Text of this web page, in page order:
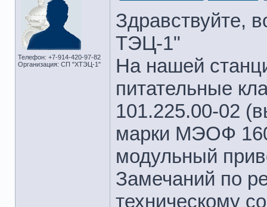
Телефон: +7-914-420-97-82
Организация: СП "ХТЭЦ-1"
Здравствуйте,
ТЭЦ-1"
На нашей
питательные
101.225.00-02
марки МЭОФ
модульный
Замечаний по
техническому